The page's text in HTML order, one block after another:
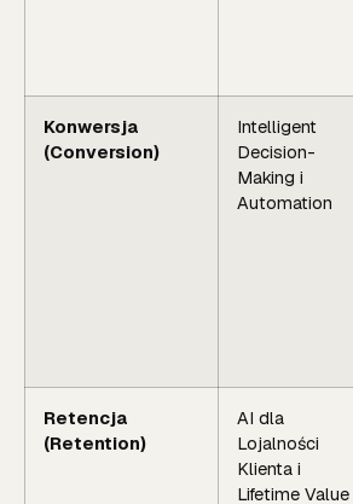
Konwersja
(Conversion)
Intelligent
Decision-
Making i
Automation
Retencja
(Retention)
AI dla
Lojalności
Klienta i
Lifetime Value